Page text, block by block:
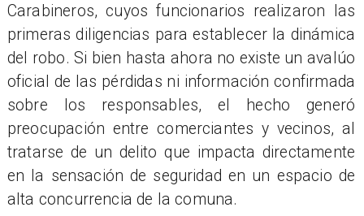
Carabineros, cuyos funcionarios realizaron las
primeras diligencias para establecer la dinámica
del robo. Si bien hasta ahora no existe un avalúo
oficial de las pérdidas ni información confirmada
sobre los responsables, el hecho generó
preocupación entre comerciantes y vecinos, al
tratarse de un delito que impacta directamente
en la sensación de seguridad en un espacio de
alta concurrencia de la comuna.